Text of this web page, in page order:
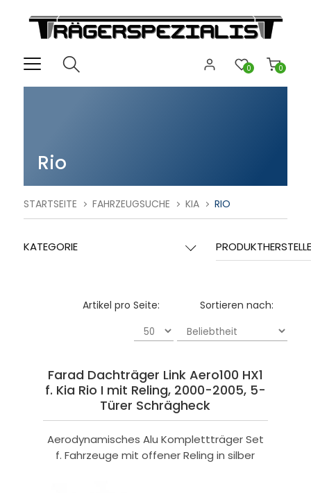
0
0
Rio
STARTSEITE FAHRZEUGSUCHE KIA RIO
KATEGORIE
Sortieren nach:
Artikel pro Seite:
Farad Dachträger Link Aero100 HX1
f. Kia Rio I mit Reling, 2000-2005, 5-
Türer Schrägheck
Aerodynamisches Alu Komplettträger Set
f. Fahrzeuge mit offener Reling in silber